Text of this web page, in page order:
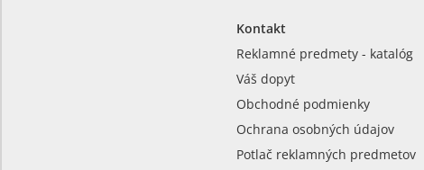
Kontakt
Reklamné predmety - katalóg
Váš dopyt
Obchodné podmienky
Ochrana osobných údajov
Potlač reklamných predmetov